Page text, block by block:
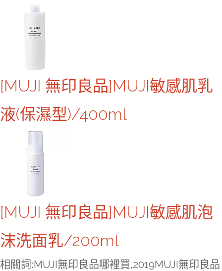
[MUJI 無印良品]MUJI敏感肌乳
液(保濕型)/400ml
[MUJI 無印良品]MUJI敏感肌泡
沫洗面乳/200ml
相關詞:MUJI無印良品哪裡買,2019MUJI無印良品